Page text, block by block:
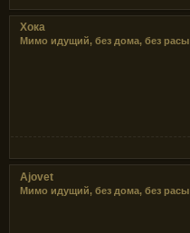
Хока
Мимо идущий, без дома, без расы
Ajovet
Мимо идущий, без дома, без расы